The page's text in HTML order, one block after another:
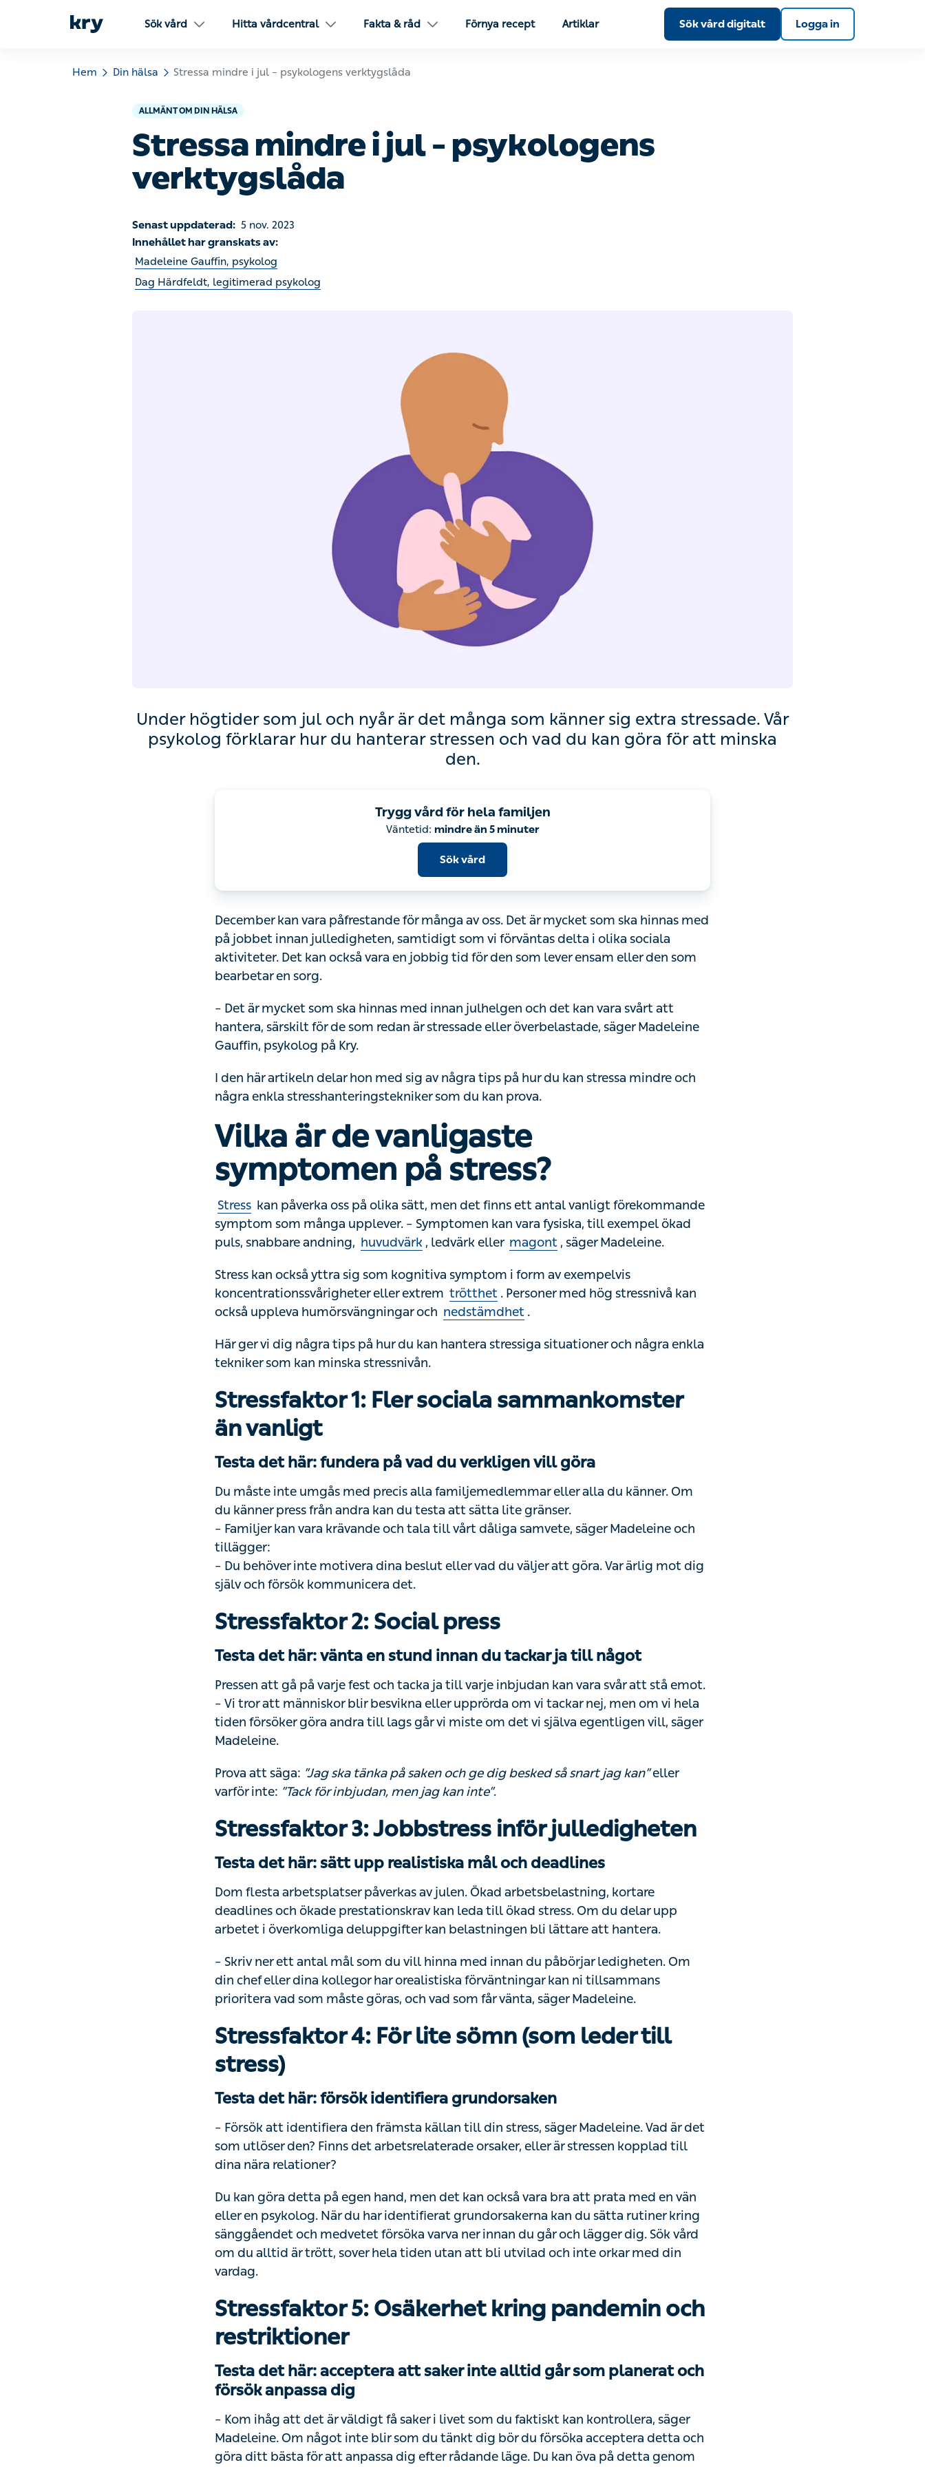
Sök vård Hitta vårdcentral Fakta & råd Förnya recept Artiklar Sök vård digitalt Logga in
Hem Din hälsa Stressa mindre i jul – psykologens verktygslåda
ALLMÄNT OM DIN HÄLSA
Stressa mindre i jul – psykologens
verktygslåda
Senast uppdaterad: 5 nov. 2023
Innehållet har granskats av:
Madeleine Gauffin, psykolog
Dag Härdfeldt, legitimerad psykolog
Under högtider som jul och nyår är det många som känner sig extra stressade. Vår
psykolog förklarar hur du hanterar stressen och vad du kan göra för att minska den.
Trygg vård för hela familjen
Sök vård
December kan vara påfrestande för många av oss. Det är mycket som ska hinnas med på
jobbet innan julledigheten, samtidigt som vi förväntas delta i olika sociala aktiviteter. Det
kan också vara en jobbig tid för den som lever ensam eller den som bearbetar en sorg.
särskilt för de som redan är stressade eller överbelastade, säger Madeleine Gauffin,
psykolog på Kry.
enkla stresshanteringstekniker som du kan prova.
Vilka är de vanligaste symptomen
på stress?
Stress
kan påverka oss på olika sätt, men det finns ett antal vanligt förekommande
symptom som många upplever. – Symptomen kan vara fysiska, till exempel ökad puls,
snabbare andning,huvudvärk, ledvärk ellermagont, säger Madeleine.
koncentrationssvårigheter eller extremtrötthet. Personer med hög stressnivå kan också
uppleva humörsvängningar ochnedstämdhet.
tekniker som kan minska stressnivån.
Stressfaktor 1: Fler sociala sammankomster
än vanligt
Testa det här: fundera på vad du verkligen vill göra
Du måste inte umgås med precis alla familjemedlemmar eller alla du känner. Om du
känner press från andra kan du testa att sätta lite gränser.
– Familjer kan vara krävande och tala till vårt dåliga samvete, säger Madeleine och
tillägger:
– Du behöver inte motivera dina beslut eller vad du väljer att göra. Var ärlig mot dig själv
och försök kommunicera det.
Stressfaktor 2: Social press
Testa det här: vänta en stund innan du tackar ja till något
Pressen att gå på varje fest och tacka ja till varje inbjudan kan vara svår att stå emot.
– Vi tror att människor blir besvikna eller upprörda om vi tackar nej, men om vi hela tiden
försöker göra andra till lags går vi miste om det vi själva egentligen vill, säger Madeleine.
Prova att säga:
Stressfaktor 3: Jobbstress inför julledigheten
Testa det här: sätt upp realistiska mål och deadlines
Dom flesta arbetsplatser påverkas av julen. Ökad arbetsbelastning, kortare deadlines och
ökade prestationskrav kan leda till ökad stress. Om du delar upp arbetet i överkomliga
deluppgifter kan belastningen bli lättare att hantera.
– Skriv ner ett antal mål som du vill hinna med innan du påbörjar ledigheten. Om din chef
måste göras, och vad som får vänta, säger Madeleine.
Stressfaktor 4: För lite sömn (som leder till
stress)
Testa det här: försök identifiera grundorsaken
– Försök att identifiera den främsta källan till din stress, säger Madeleine. Vad är det som
utlöser den? Finns det arbetsrelaterade orsaker, eller är stressen kopplad till dina nära
relationer?
Du kan göra detta på egen hand, men det kan också vara bra att prata med en vän eller
sänggåendet och medvetet försöka varva ner innan du går och lägger dig. Sök vård om
du alltid är trött, sover hela tiden utan att bli utvilad och inte orkar med din vardag.
Stressfaktor 5: Osäkerhet kring pandemin och
restriktioner
Testa det här: acceptera att saker inte alltid går som planerat och
försök anpassa dig
– Kom ihåg att det är väldigt få saker i livet som du faktiskt kan kontrollera, säger
Madeleine. Om något inte blir som du tänkt dig bör du försöka acceptera detta och göra
ditt bästa för att anpassa dig efter rådande läge. Du kan öva på detta genom att bryta dina
rutiner, ta en ny väg till jobbet eller göra något spontant som du vanligtvis inte skulle ha
gjort.